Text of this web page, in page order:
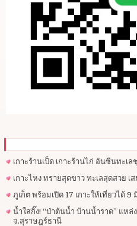
เกาะร้านเป็ด เกาะร้านไก่ อันซีนทะ
เกาะไหง ทรายสุดขาว ทะเลสุดสวย เ
ภูเก็ต พร้อมเปิด 17 เกาะให้เที่ยวได้ 9
น้ำใสกิ๊ง! “ป่าต้นน้ำ บ้านน้ำราด” แหล่
จ.สุราษฎร์ธานี